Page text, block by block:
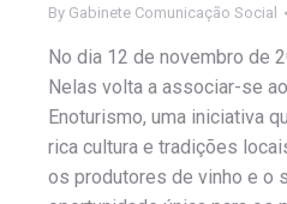
By Gabinete Comunicação Social
No dia 12 de novembro de
Nelas volta a associar-se
Enoturismo, uma iniciativa
rica cultura e tradições
os produtores de vinho e o